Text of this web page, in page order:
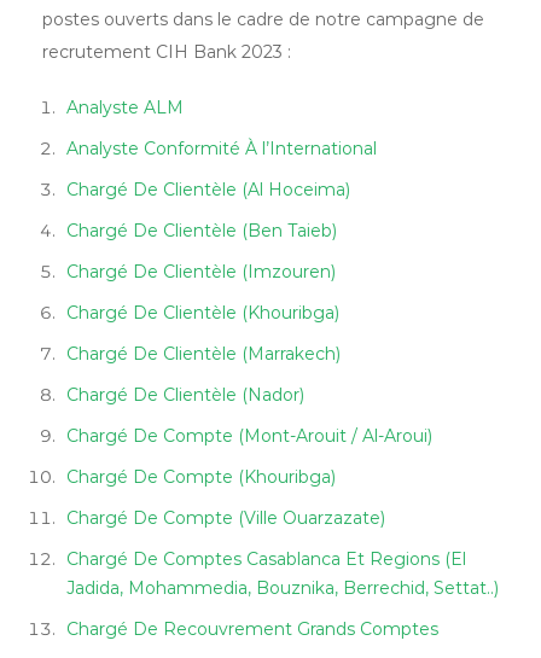
postes ouverts dans le cadre de notre campagne de
recrutement CIH Bank 2023 :
Analyste ALM
Analyste Conformité À l’International
Chargé De Clientèle (Al Hoceima)
Chargé De Clientèle (Ben Taieb)
Chargé De Clientèle (Imzouren)
Chargé De Clientèle (Khouribga)
Chargé De Clientèle (Marrakech)
Chargé De Clientèle (Nador)
Chargé De Compte (Mont-Arouit / Al-Aroui)
Chargé De Compte (Khouribga)
Chargé De Compte (Ville Ouarzazate)
Chargé De Comptes Casablanca Et Regions (El
Jadida, Mohammedia, Bouznika, Berrechid, Settat..)
Chargé De Recouvrement Grands Comptes